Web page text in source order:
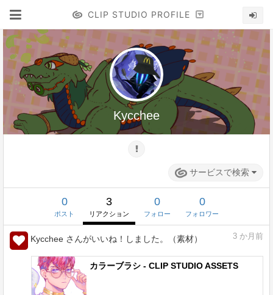
CLIP STUDIO PROFILE
Kycchee
サービスで検索
0
ポスト
3
リアクション
0
フォロー
0
フォロワー
Kycchee さんがいいね！しました。（素材） 3 か月前
カラーブラシ - CLIP STUDIO ASSETS